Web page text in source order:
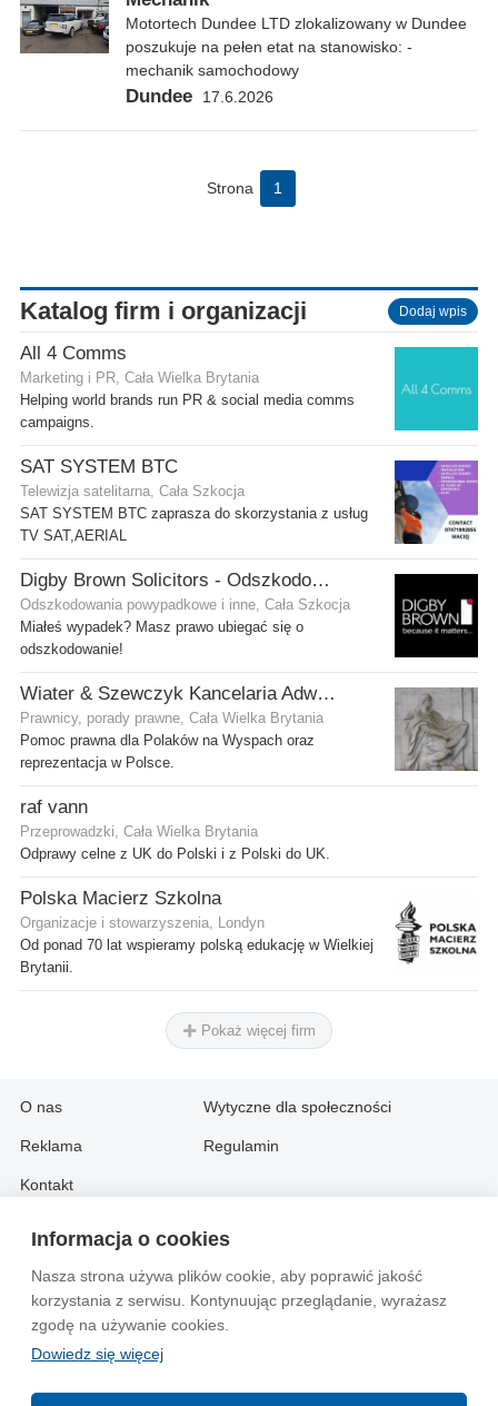
Informacja o cookies
Nasza strona używa plików cookie, aby poprawić jakość
korzystania z serwisu. Kontynuując przeglądanie, wyrażasz
zgodę na używanie cookies.
Dowiedz się więcej
Motortech Dundee LTD zlokalizowany w Dundee
poszukuje na pełen etat na stanowisko: -
mechanik samochodowy
Dundee 17.6.2026
Strona 1
Katalog firm i organizacji Dodaj wpis
All 4 Comms
Marketing i PR, Cała Wielka Brytania
Helping world brands run PR & social media comms
campaigns.
SAT SYSTEM BTC
Telewizja satelitarna, Cała Szkocja
SAT SYSTEM BTC zaprasza do skorzystania z usług
TV SAT,AERIAL
Digby Brown Solicitors - Odszkodowania w Szkocji
Odszkodowania powypadkowe i inne, Cała Szkocja
Miałeś wypadek? Masz prawo ubiegać się o
odszkodowanie!
Wiater & Szewczyk Kancelaria Adwokacka
Prawnicy, porady prawne, Cała Wielka Brytania
Pomoc prawna dla Polaków na Wyspach oraz
reprezentacja w Polsce.
raf vann
Przeprowadzki, Cała Wielka Brytania
Odprawy celne z UK do Polski i z Polski do UK.
Polska Macierz Szkolna
Organizacje i stowarzyszenia, Londyn
Od ponad 70 lat wspieramy polską edukację w Wielkiej
Brytanii.
Pokaż więcej firm
O nas
Reklama
Kontakt
Wytyczne dla społeczności
Regulamin
Information in English:
About
Advertise
Contact